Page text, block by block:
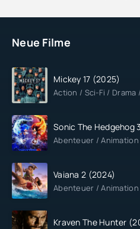
Neue Filme
Mickey 17 (2025)
Action / Sci-Fi / Drama
Sonic The Hedgehog
Abenteuer / Animation
Vaiana 2 (2024)
Abenteuer / Animation
Kraven The Hunter